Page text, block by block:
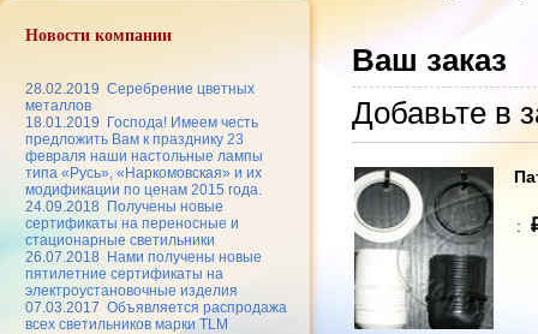
Новости компании
28.02.2019 Серебрение цветных
металлов
18.01.2019
Господа! Имеем честь
предложить Вам к празднику 23
февраля наши настольные лампы
типа «Русь», «Наркомовская» и их
модификации по ценам 2015 года.
24.09.2018
Получены новые
сертификаты на переносные и
стационарные светильники
26.07.2018
Нами получены новые
пятилетние сертификаты на
электроустановочные изделия
07.03.2017 Объявляется распродажа
всех светильников марки TLM
Ваш заказ
Добавьте в
: